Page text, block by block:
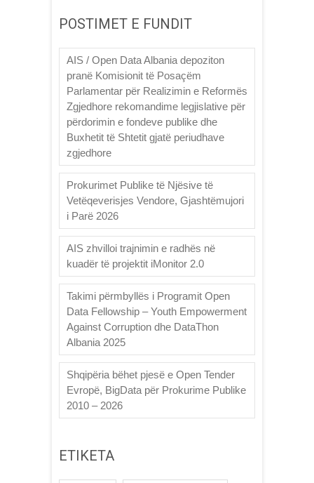
POSTIMET E FUNDIT
AIS / Open Data Albania depoziton
pranë Komisionit të Posaçëm
Parlamentar për Realizimin e Reformës
Zgjedhore rekomandime legjislative për
përdorimin e fondeve publike dhe
Buxhetit të Shtetit gjatë periudhave
zgjedhore
Prokurimet Publike të Njësive të
Vetëqeverisjes Vendore, Gjashtëmujori
i Parë 2026
AIS zhvilloi trajnimin e radhës në
kuadër të projektit iMonitor 2.0
Takimi përmbyllës i Programit Open
Data Fellowship – Youth Empowerment
Against Corruption dhe DataThon
Albania 2025
Shqipëria bëhet pjesë e Open Tender
Evropë, BigData për Prokurime Publike
2010 – 2026
ETIKETA